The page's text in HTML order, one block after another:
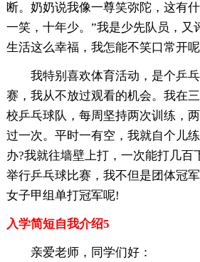
断。奶奶说我像一尊笑弥陀，这有
一笑，十年少。”我是少先队员，又
生活这么幸福，我怎能不笑口常开
我特别喜欢体育活动，是个乒
赛，我从不放过观看的机会。我在
校乒乓球队，每周坚持两次训练，
过一次。平时一有空，我就自个儿
办?我就往墙壁上打，一次能打几
举行乒乓球比赛，我不但是团体冠
女子甲组单打冠军呢!
入学简短自我介绍5
亲爱老师，同学们好：